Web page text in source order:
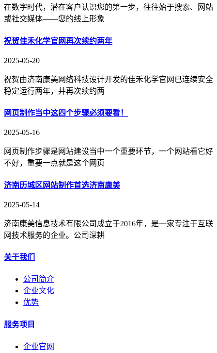
在数字时代，潜在客户认识您的第一步，往往始于搜索、网站
或社交媒体——您的线上形象
祝贺佳禾化学官网再次续约两年
2025-05-20
祝贺由济南康美网络科技设计开发的佳禾化学官网已连续安全
稳定运行两年，并再次续约两
网页制作当中这四个步骤必须要看！
2025-05-16
网页制作步骤是网站建设当中一个重要环节，一个网站看它好
不好，重要一点就是这个网页
济南历城区网站制作首选济南康美
2025-05-14
济南康美信息技术有限公司成立于2016年，是一家专注于互联
网技术服务的企业。公司深耕
关于我们
公司简介
企业文化
优势
服务项目
企业官网